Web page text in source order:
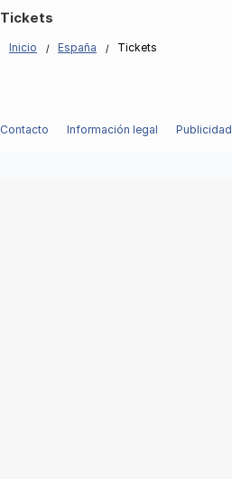
Tickets
Inicio España Tickets
Contacto Información legal Publicidad